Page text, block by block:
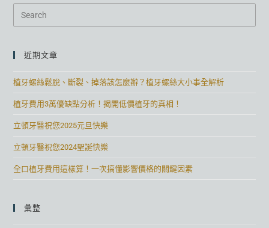
近期文章
植牙螺絲鬆脫、斷裂、掉落該怎麼辦？植牙螺絲大小事全解析
植牙費用3萬優缺點分析！揭開低價植牙的真相！
立頓牙醫祝您2025元旦快樂
立頓牙醫祝您2024聖誕快樂
全口植牙費用這樣算！一次搞懂影響價格的關鍵因素
彙整